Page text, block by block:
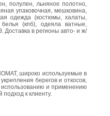
полулен, льняное полотно,
упаковочная, мешковина,
одежда (костюмы, халаты,
(кпб), одеяла ватные,
в регионы авто- и ж/
широко используемые в
берегов и откосов,
и применению
к клиенту.